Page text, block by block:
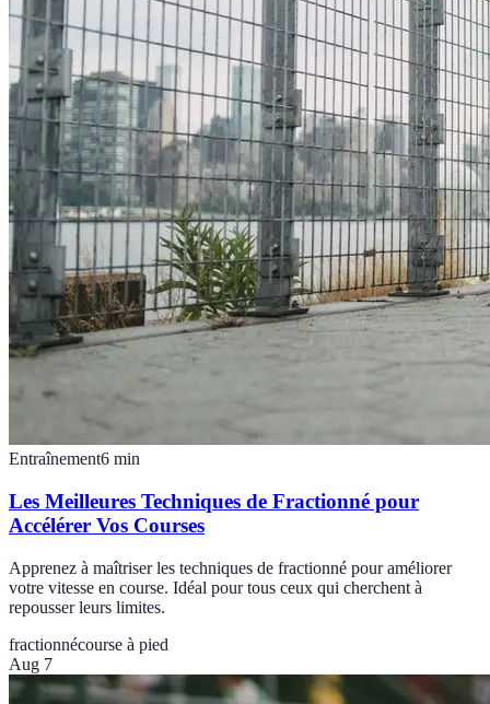
Entraînement6 min
Les Meilleures Techniques de Fractionné pour
Accélérer Vos Courses
Apprenez à maîtriser les techniques de fractionné pour améliorer
votre vitesse en course. Idéal pour tous ceux qui cherchent à
repousser leurs limites.
fractionnécourse à pied
Aug 7